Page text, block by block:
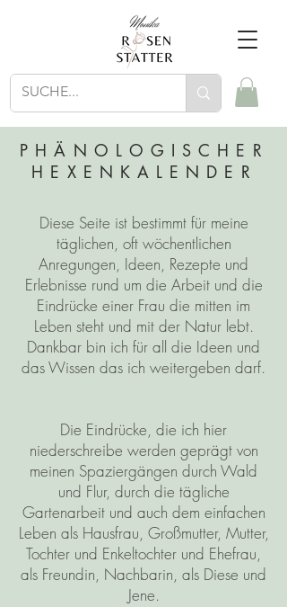
PHÄNOLOGISCHER
HEXENKALENDER
Diese Seite ist bestimmt für meine
täglichen, oft wöchentlichen
Anregungen, Ideen, Rezepte und
Erlebnisse rund um die Arbeit und die
Eindrücke einer Frau die mitten im
Leben steht und mit der Natur lebt.
Dankbar bin ich für all die Ideen und
das Wissen das ich weitergeben darf.
Die Eindrücke, die ich hier
niederschreibe werden geprägt von
meinen Spaziergängen durch Wald
und Flur, durch die tägliche
Gartenarbeit und auch dem einfachen
Leben als Hausfrau, Großmutter, Mutter,
Tochter und Enkeltochter und Ehefrau,
als Freundin, Nachbarin, als Diese und
Jene.